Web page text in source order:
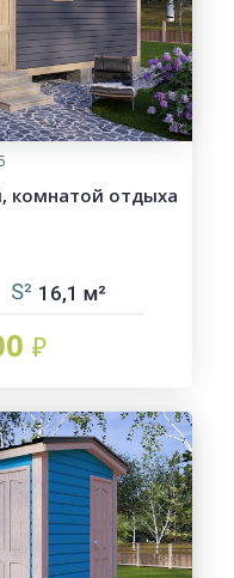
комнатой отдыха
16,1